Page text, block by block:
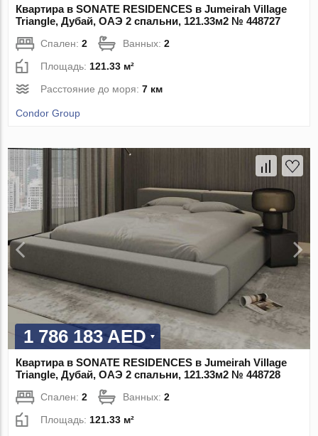
Квартира в SONATE RESIDENCES в Jumeirah Village
Triangle, Дубай, ОАЭ 2 спальни, 121.33м2 № 448727
Спален:2 Ванных:2
Площадь: 121.33 м²
Расстояние до моря:7 км
Condor Group
1 786 183 AED
Квартира в SONATE RESIDENCES в Jumeirah Village
Triangle, Дубай, ОАЭ 2 спальни, 121.33м2 № 448728
Спален:2 Ванных:2
Площадь:121.33 м²